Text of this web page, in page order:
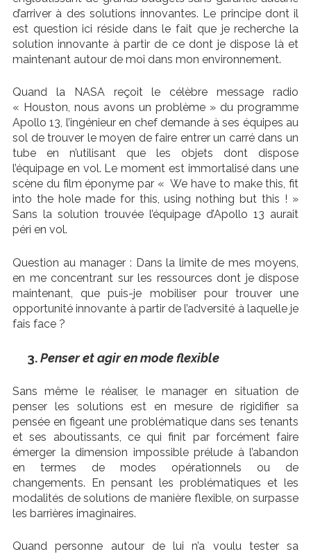
d’arriver à des solutions innovantes. Le principe dont il
est question ici réside dans le fait que je recherche la
solution innovante à partir de ce dont je dispose là et
maintenant autour de moi dans mon environnement.
Quand la NASA reçoit le célèbre message radio
« Houston, nous avons un problème » du programme
Apollo 13, l’ingénieur en chef demande à ses équipes au
sol de trouver le moyen de faire entrer un carré dans un
tube en n’utilisant que les objets dont dispose
l’équipage en vol. Le moment est immortalisé dans une
scène du film éponyme par « We have to make this, fit
into the hole made for this, using nothing but this ! »
Sans la solution trouvée l’équipage d’Apollo 13 aurait
péri en vol.
Question au manager : Dans la limite de mes moyens,
en me concentrant sur les ressources dont je dispose
maintenant, que puis-je mobiliser pour trouver une
opportunité innovante à partir de l’adversité à laquelle je
fais face ?
Penser et agir en mode flexible
Sans même le réaliser, le manager en situation de
penser les solutions est en mesure de rigidifier sa
pensée en figeant une problématique dans ses tenants
et ses aboutissants, ce qui finit par forcément faire
émerger la dimension impossible prélude à l’abandon
en termes de modes opérationnels ou de
changements. En pensant les problématiques et les
modalités de solutions de manière flexible, on surpasse
les barrières imaginaires.
Quand personne autour de lui n’a voulu tester sa